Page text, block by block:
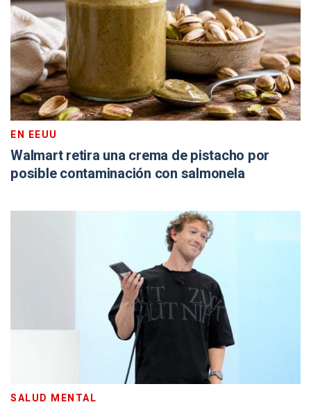
EN EEUU
Walmart retira una crema de pistacho por
posible contaminación con salmonela
SALUD MENTAL